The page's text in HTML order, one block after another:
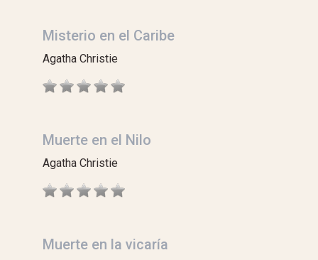
Misterio en el Caribe
Agatha Christie
Muerte en el Nilo
Agatha Christie
Muerte en la vicaría